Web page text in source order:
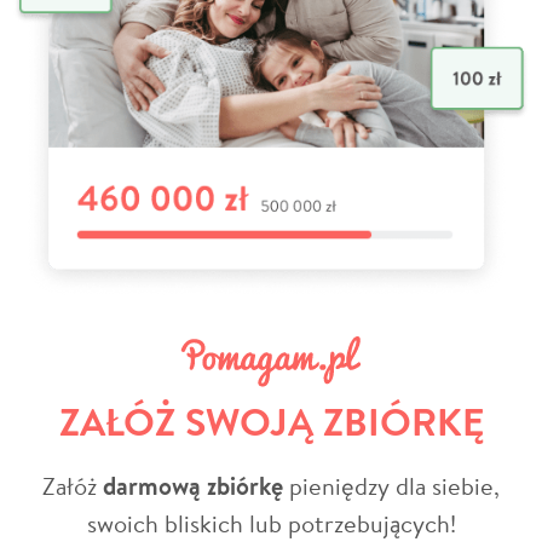
ZAŁÓŻ SWOJĄ ZBIÓRKĘ
Załóżdarmową zbiórkę pieniędzy dla siebie,
swoich bliskich lub potrzebujących!